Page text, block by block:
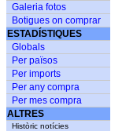
Galeria fotos
Botigues on comprar
ESTADÍSTIQUES
Globals
Per països
Per imports
Per any compra
Per mes compra
ALTRES
Històric notícies